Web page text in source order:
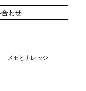
わせ
メモとナレッジ